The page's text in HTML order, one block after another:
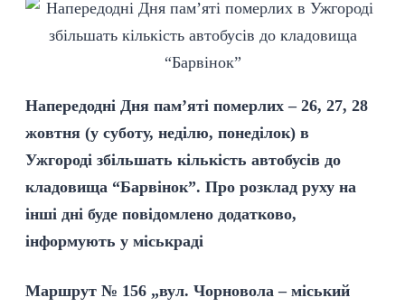
Напередодні Дня пам’яті померлих – 26, 27, 28
жовтня (у суботу, неділю, понеділок) в
Ужгороді збільшать кількість автобусів до
кладовища “Барвінок”. Про розклад руху на
інші дні буде повідомлено додатково,
інформують у міськраді
Маршрут № 156 „вул. Чорновола – міський